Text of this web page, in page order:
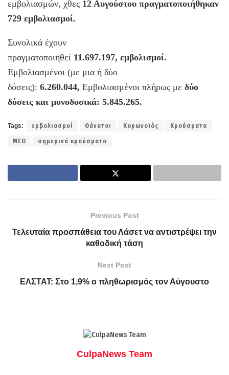
εμβολιασμών, χθες 12 Αυγούστου πραγματοποιήθηκαν
729 εμβολιασμοί.
Συνολικά έχουν
πραγματοποιηθεί 11.697.197, εμβολισμοί.
Εμβολιασμένοι (με μια ή δύο
δόσεις): 6.260.044, Εμβολιασμένοι πλήρως με δύο
δόσεις και μονοδοσικά: 5.845.265.
Tags: εμβολιασμοί Θάνατοι Κορωνοϊός Κρούσματα
ΜΕΘ σημερινά κρούσματα
Previous Post
Τελευταία προσπάθεια του Λάσετ να αντιστρέψει την
καθοδική τάση
Next Post
ΕΛΣΤΑΤ: Στο 1,9% ο πληθωρισμός τον Αύγουστο
CulpaNews Team